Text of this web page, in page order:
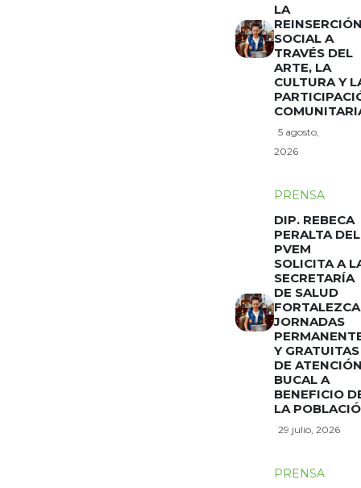
LA
SOCIAL A
TRAVÉS DEL
ARTE, LA
CULTURA Y
5 agosto,
2026
PRENSA
DIP. REBECA
PERALTA DEL
PVEM
SOLICITA A
SECRETARÍA
DE SALUD
FORTALEZCA
JORNADAS
Y GRATUITAS
DE
BUCAL A
BENEFICIO
LA
29 julio, 2026
PRENSA